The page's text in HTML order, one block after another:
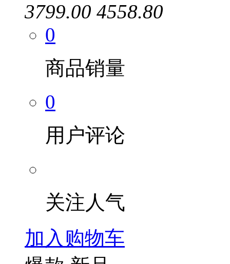
3799.00 4558.80
0
商品销量
0
用户评论
关注人气
加入购物车